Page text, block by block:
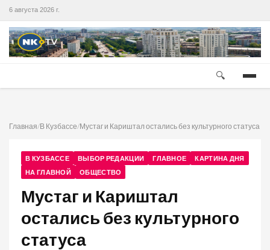
6 августа 2026 г.
🔍
Главная/В Кузбассе/Мустаг и Кариштал остались без культурного статуса
В КУЗБАССЕ ВЫБОР РЕДАКЦИИ ГЛАВНОЕ
КАРТИНА ДНЯ
НА ГЛАВНОЙ
ОБЩЕСТВО
Мустаг и Кариштал
остались без культурного
статуса